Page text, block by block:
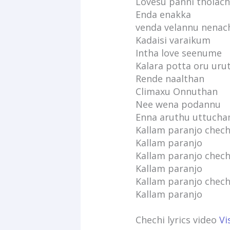
Enda enakka
venda velannu
Kadaisi varaikum
Intha love seenume
Kalara potta oru
Rende naalthan
Climaxu Onnuthan
Nee wena podannu
Enna aruthu
Kallam paranjo
Kallam paranjo
Kallam paranjo
Kallam paranjo
Kallam paranjo
Kallam paranjo
Chechi lyrics video